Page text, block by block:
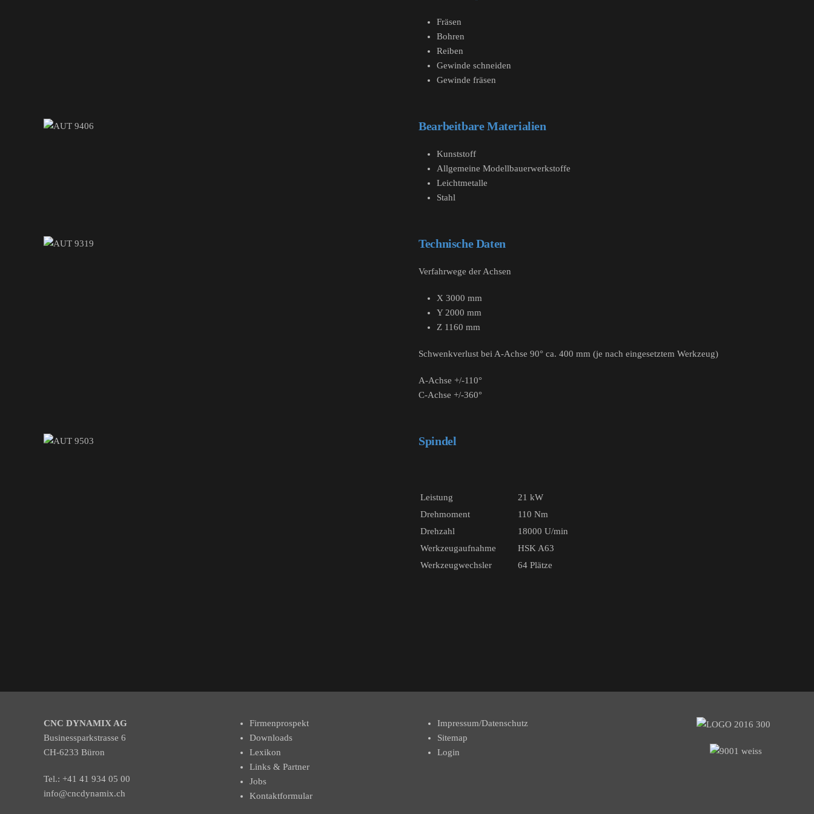
Fräsen
Bohren
Reiben
Gewinde schneiden
Gewinde fräsen
Bearbeitbare Materialien
Kunststoff
Allgemeine Modellbauerwerkstoffe
Leichtmetalle
Stahl
Technische Daten
Verfahrwege der Achsen
X 3000 mm
Y 2000 mm
Z 1160 mm
Schwenkverlust bei A-Achse 90° ca. 400 mm (je nach eingesetztem Werkzeug)
A-Achse +/-110°
C-Achse +/-360°
Spindel
Leistung
21 kW
Drehmoment
110 Nm
Drehzahl
18000 U/min
Werkzeugaufnahme
HSK A63
Werkzeugwechsler
64 Plätze
CNC DYNAMIX AG
Businessparkstrasse 6
CH-6233 Büron
Tel.: +41 41 934 05 00
info@cncdynamix.ch
Firmenprospekt
Downloads
Lexikon
Links & Partner
Jobs
Kontaktformular
Impressum/Datenschutz
Sitemap
Login